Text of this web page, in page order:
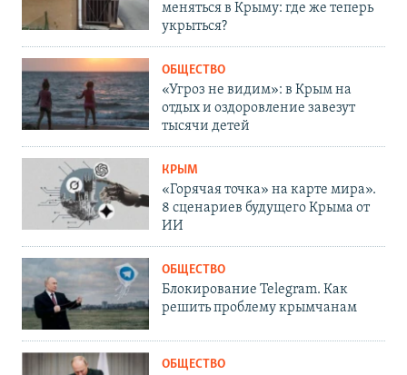
меняться в Крыму: где же теперь
укрыться?
ОБЩЕСТВО
«Угроз не видим»: в Крым на
отдых и оздоровление завезут
тысячи детей
КРЫМ
«Горячая точка» на карте мира».
8 сценариев будущего Крыма от
ИИ
ОБЩЕСТВО
Блокирование Telegram. Как
решить проблему крымчанам
ОБЩЕСТВО